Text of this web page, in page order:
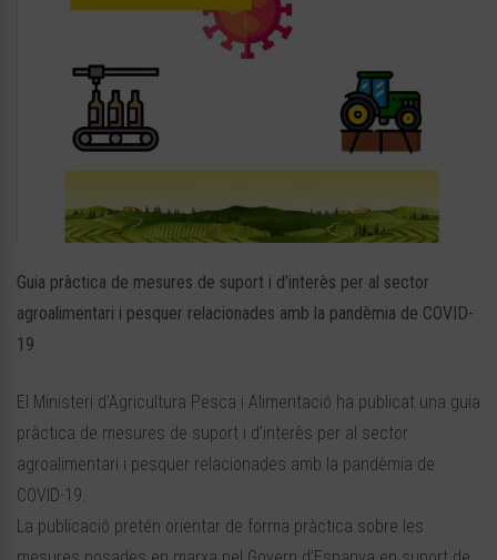
Guia pràctica de mesures de suport i d’interès per al sector
agroalimentari i pesquer relacionades amb la pandèmia de COVID-
19
El Ministeri d’Agricultura Pesca i Alimentació ha publicat una guia
pràctica de mesures de suport i d’interès per al sector
agroalimentari i pesquer relacionades amb la pandèmia de
COVID-19.
La publicació pretén orientar de forma pràctica sobre les